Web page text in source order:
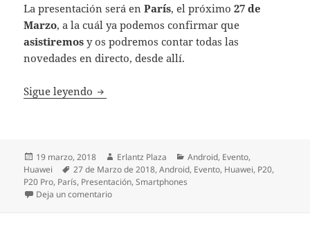
La presentación será enParís, el próximo27 de
Marzo, a la cuál ya podemos confirmar que
asistiremos y os podremos contar todas las
novedades en directo, desde allí.
Sigue leyendo Huawei presentará nuevos smartphones
Publicado
el
19 marzo, 2018 Autor
Erlantz Plaza Categorías
Android, Evento,
Huawei
Etiquetas
27 de Marzo de 2018,Android, Evento, Huawei, P20,
P20 Pro, París, Presentación,Smartphones
Deja un comentarioen Huawei presentará nuevos smartphones la